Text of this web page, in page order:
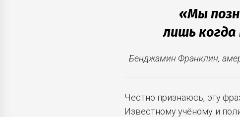
«Мы
лишь
Бенджамин Франклин,
Честно признаюсь, эту
Известному учёному и